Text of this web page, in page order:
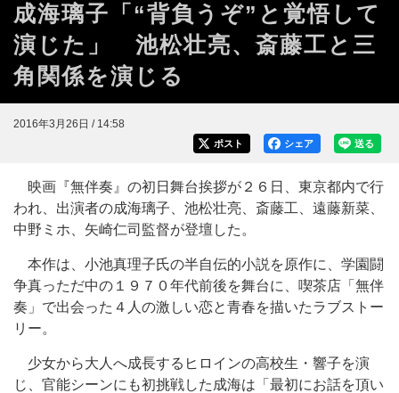
成海璃子「“背負うぞ”と覚悟して
演じた」 池松壮亮、斎藤工と三
角関係を演じる
2016年3月26日 / 14:58
送る
シェア
ポスト
映画『無伴奏』の初日舞台挨拶が２６日、東京都内で行
われ、出演者の成海璃子、池松壮亮、斎藤工、遠藤新菜、
中野ミホ、矢崎仁司監督が登壇した。
本作は、小池真理子氏の半自伝的小説を原作に、学園闘
争真っただ中の１９７０年代前後を舞台に、喫茶店「無伴
奏」で出会った４人の激しい恋と青春を描いたラブストー
リー。
少女から大人へ成長するヒロインの高校生・響子を演
じ、官能シーンにも初挑戦した成海は「最初にお話を頂い